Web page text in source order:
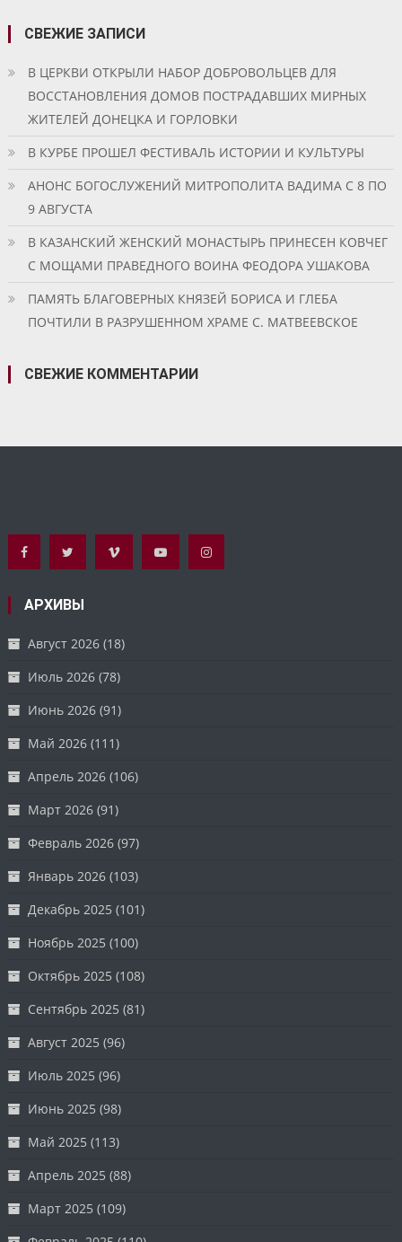
СВЕЖИЕ ЗАПИСИ
В ЦЕРКВИ ОТКРЫЛИ НАБОР ДОБРОВОЛЬЦЕВ ДЛЯ
ВОССТАНОВЛЕНИЯ ДОМОВ ПОСТРАДАВШИХ МИРНЫХ
ЖИТЕЛЕЙ ДОНЕЦКА И ГОРЛОВКИ
В КУРБЕ ПРОШЕЛ ФЕСТИВАЛЬ ИСТОРИИ И КУЛЬТУРЫ
АНОНС БОГОСЛУЖЕНИЙ МИТРОПОЛИТА ВАДИМА С 8 ПО
9 АВГУСТА
В КАЗАНСКИЙ ЖЕНСКИЙ МОНАСТЫРЬ ПРИНЕСЕН КОВЧЕГ
С МОЩАМИ ПРАВЕДНОГО ВОИНА ФЕОДОРА УШАКОВА
ПАМЯТЬ БЛАГОВЕРНЫХ КНЯЗЕЙ БОРИСА И ГЛЕБА
ПОЧТИЛИ В РАЗРУШЕННОМ ХРАМЕ С. МАТВЕЕВСКОЕ
СВЕЖИЕ КОММЕНТАРИИ
АРХИВЫ
Август 2026 (18)
Июль 2026 (78)
Июнь 2026 (91)
Май 2026 (111)
Апрель 2026 (106)
Март 2026 (91)
Февраль 2026 (97)
Январь 2026 (103)
Декабрь 2025 (101)
Ноябрь 2025 (100)
Октябрь 2025 (108)
Сентябрь 2025 (81)
Август 2025 (96)
Июль 2025 (96)
Июнь 2025 (98)
Май 2025 (113)
Апрель 2025 (88)
Март 2025 (109)